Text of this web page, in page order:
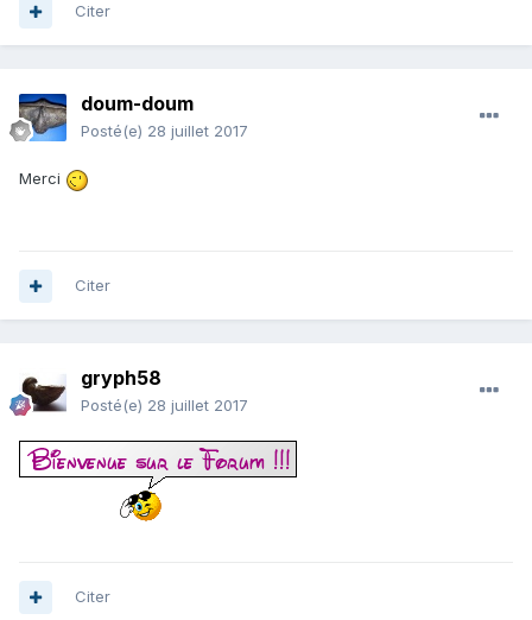
Citer
doum-doum
Posté(e) 28 juillet 2017
Merci
Citer
gryph58
Posté(e) 28 juillet 2017
Citer